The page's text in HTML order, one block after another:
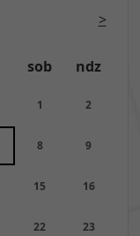
sob ndz
1 2
8 9
15 16
22 23
>